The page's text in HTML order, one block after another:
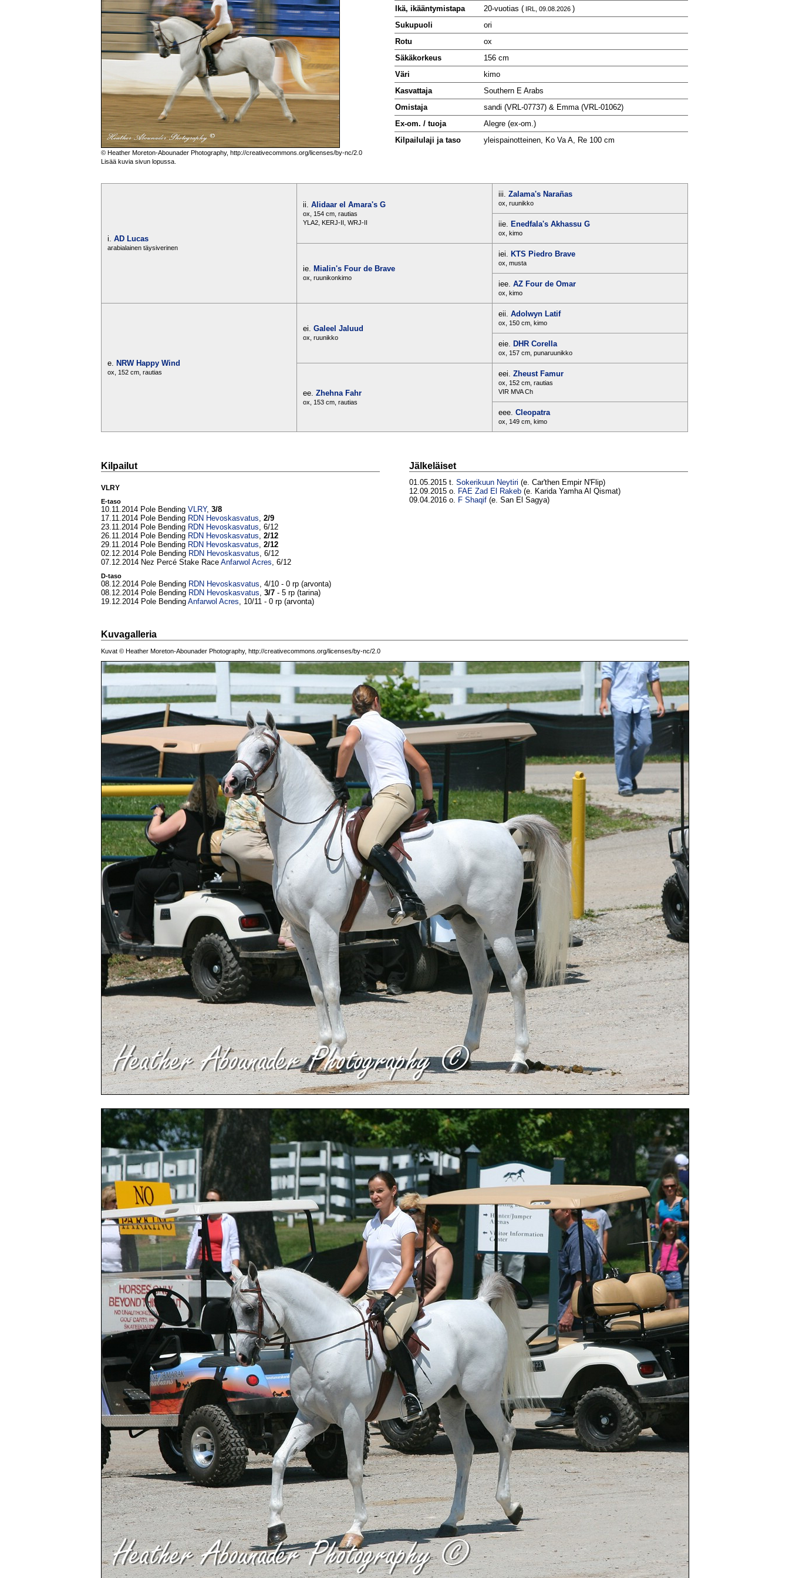
© Heather Moreton-Abounader Photography, http://creativecommons.org/licenses/by-nc/2.0
Lisää kuvia sivun lopussa.
Ikä, ikääntymistapa 20-vuotias ( IRL, 09.08.2026 )
Sukupuoli
ori
Rotu
ox
Säkäkorkeus
156 cm
Väri
kimo
Kasvattaja
Southern E Arabs
Omistaja
sandi (VRL-07737) & Emma (VRL-01062)
Ex-om. / tuoja
Alegre (ex-om.)
Kilpailulaji ja taso
yleispainotteinen, Ko Va A, Re 100 cm
i. AD Lucas
arabialainen täysiverinen
ii. Alidaar el Amara's G
ox, 154 cm, rautias
YLA2, KERJ-II, WRJ-II
iii. Zalama's Narañas
ox, ruunikko
iie. Enedfala's Akhassu G
ox, kimo
ie. Mialin's Four de Brave
ox, ruunikonkimo
iei. KTS Piedro Brave
ox, musta
iee. AZ Four de Omar
ox, kimo
e. NRW Happy Wind
ox, 152 cm, rautias
ei. Galeel Jaluud
ox, ruunikko
eii. Adolwyn Latif
ox, 150 cm, kimo
eie. DHR Corella
ox, 157 cm, punaruunikko
ee. Zhehna Fahr
ox, 153 cm, rautias
eei. Zheust Famur
ox, 152 cm, rautias
VIR MVA Ch
eee. Cleopatra
ox, 149 cm, kimo
Kilpailut
VLRY
E-taso
10.11.2014 Pole Bending VLRY, 3/8
17.11.2014 Pole Bending RDN Hevoskasvatus, 2/9
23.11.2014 Pole Bending RDN Hevoskasvatus, 6/12
26.11.2014 Pole Bending RDN Hevoskasvatus, 2/12
29.11.2014 Pole Bending RDN Hevoskasvatus, 2/12
02.12.2014 Pole Bending RDN Hevoskasvatus, 6/12
07.12.2014 Nez Percé Stake Race Anfarwol Acres, 6/12
D-taso
08.12.2014 Pole Bending RDN Hevoskasvatus, 4/10 - 0 rp (arvonta)
08.12.2014 Pole Bending RDN Hevoskasvatus, 3/7 - 5 rp (tarina)
19.12.2014 Pole Bending Anfarwol Acres, 10/11 - 0 rp (arvonta)
Jälkeläiset
01.05.2015 t. Sokerikuun Neytiri (e. Car'then Empir N'Flip)
12.09.2015 o. FAE Zad El Rakeb (e. Karida Yamha Al Qismat)
09.04.2016 o. F Shaqif (e. San El Sagya)
Kuvagalleria
Kuvat © Heather Moreton-Abounader Photography, http://creativecommons.org/licenses/by-nc/2.0